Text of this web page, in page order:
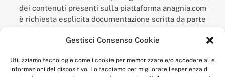
Gestisci Consenso Cookie
Utilizziamo tecnologie come i cookie per memorizzare e/o accedere alle
informazioni del dispositivo. Lo facciamo per migliorare l'esperienza di
dei contenuti presenti sulla piattaforma anagnia.com
è richiesta esplicita documentazione scritta da parte
della redazione.
“Anagnia” è un marchio registrato presso l’Ufficio Italiano
Economico,
num. registrazione: 302017000014044 del 9 febbraio 2017.